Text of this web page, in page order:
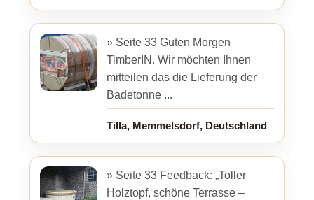
» Seite 33 Guten Morgen
TimberIN. Wir möchten Ihnen
mitteilen das die Lieferung der
Badetonne ...
Tilla, Memmelsdorf, Deutschland
» Seite 33 Feedback: „Toller
Holztopf, schöne Terrasse –